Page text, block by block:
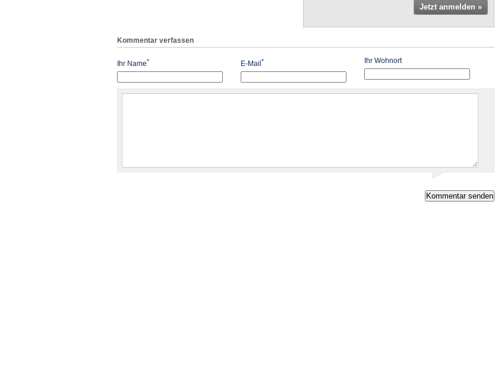
Jetzt anmelden »
Kommentar verfassen
Ihr Name* E-Mail * Ihr Wohnort